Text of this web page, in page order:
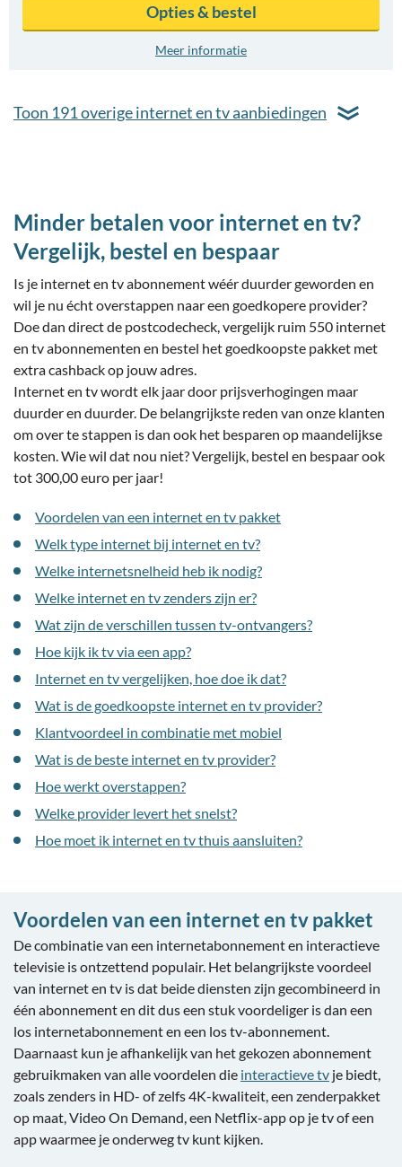
Opties & bestel
Meer informatie
Toon 191 overige internet en tv aanbiedingen
Minder betalen voor internet en tv?
Vergelijk, bestel en bespaar
Is je internet en tv abonnement wéér duurder geworden en
wil je nu écht overstappen naar een goedkopere provider?
Doe dan direct de postcodecheck, vergelijk ruim 550 internet
en tv abonnementen en bestel het goedkoopste pakket met
extra cashback op jouw adres.
Internet en tv wordt elk jaar door prijsverhogingen maar
duurder en duurder. De belangrijkste reden van onze klanten
om over te stappen is dan ook het besparen op maandelijkse
kosten. Wie wil dat nou niet? Vergelijk, bestel en bespaar ook
tot 300,00 euro per jaar!
Voordelen van een internet en tv pakket
Welk type internet bij internet en tv?
Welke internetsnelheid heb ik nodig?
Welke internet en tv zenders zijn er?
Wat zijn de verschillen tussen tv-ontvangers?
Hoe kijk ik tv via een app?
Internet en tv vergelijken, hoe doe ik dat?
Wat is de goedkoopste internet en tv provider?
Klantvoordeel in combinatie met mobiel
Wat is de beste internet en tv provider?
Hoe werkt overstappen?
Welke provider levert het snelst?
Hoe moet ik internet en tv thuis aansluiten?
Voordelen van een internet en tv pakket
De combinatie van een internetabonnement en interactieve
televisie is ontzettend populair. Het belangrijkste voordeel
van internet en tv is dat beide diensten zijn gecombineerd in
één abonnement en dit dus een stuk voordeliger is dan een
los internetabonnement en een los tv-abonnement.
Daarnaast kun je afhankelijk van het gekozen abonnement
gebruikmaken van alle voordelen die interactieve tv je biedt,
zoals zenders in HD- of zelfs 4K-kwaliteit, een zenderpakket
op maat, Video On Demand, een Netflix-app op je tv of een
app waarmee je onderweg tv kunt kijken.